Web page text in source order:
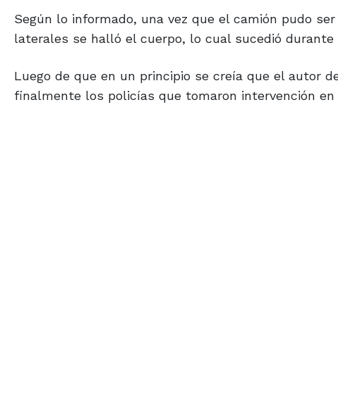
laterales se halló el cuerpo, lo cual sucedió
finalmente los policías que tomaron intervención